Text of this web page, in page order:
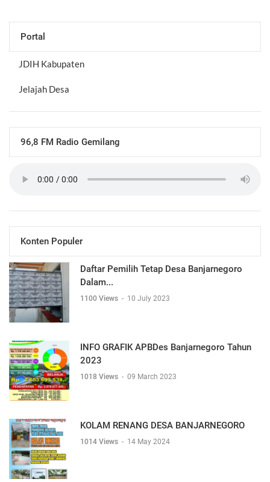
Portal
JDIH Kabupaten
Jelajah Desa
96,8 FM Radio Gemilang
Konten Populer
Daftar Pemilih Tetap Desa Banjarnegoro
Dalam...
1100 Views - 10 July 2023
INFO GRAFIK APBDes Banjarnegoro Tahun
2023
1018 Views - 09 March 2023
KOLAM RENANG DESA BANJARNEGORO
1014 Views - 14 May 2024